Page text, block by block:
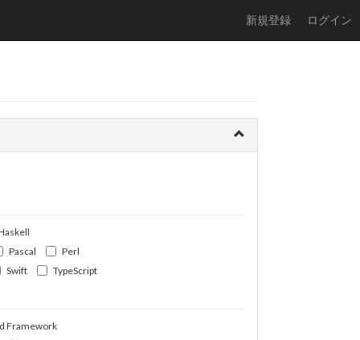
新規登録 ログイン
Pascal
Perl
Swift
TypeScript
Framework